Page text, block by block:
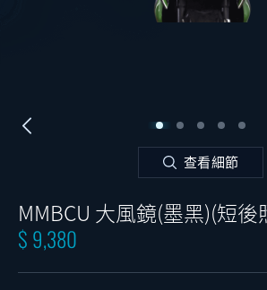
查看細節
MMBCU 大風鏡(墨黑)(短
$ 9,380